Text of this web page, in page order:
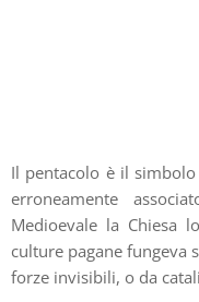
Il pentacolo è il simbolo
erroneamente
Medioevale la Chiesa
culture pagane fungeva
forze invisibili, o da